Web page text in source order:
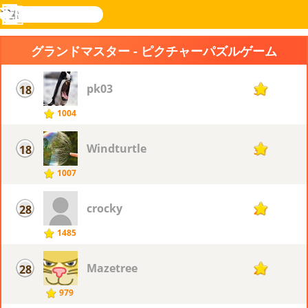
Novel
検
索
ログ
メ
ニ
ー
グランドマスター - ピクチャーパズルゲーム
18
1004
pk03 30
18
1007
Windturtle 30
28
1485
crocky 29
28
979
Mazetree 29